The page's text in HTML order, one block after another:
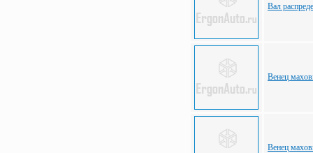
Вал
Венец
Венец